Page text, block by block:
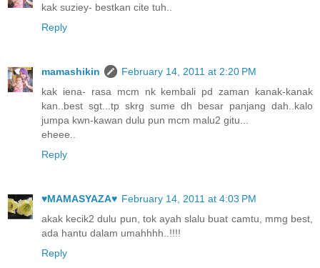
kak suziey- bestkan cite tuh..
Reply
mamashikin
February 14, 2011 at 2:20 PM
kak iena- rasa mcm nk kembali pd zaman kanak-kanak
kan..best sgt...tp skrg sume dh besar panjang dah..kalo
jumpa kwn-kawan dulu pun mcm malu2 gitu...
eheee..
Reply
♥MAMASYAZA♥ February 14, 2011 at 4:03 PM
akak kecik2 dulu pun, tok ayah slalu buat camtu, mmg best,
ada hantu dalam umahhhh..!!!!
Reply